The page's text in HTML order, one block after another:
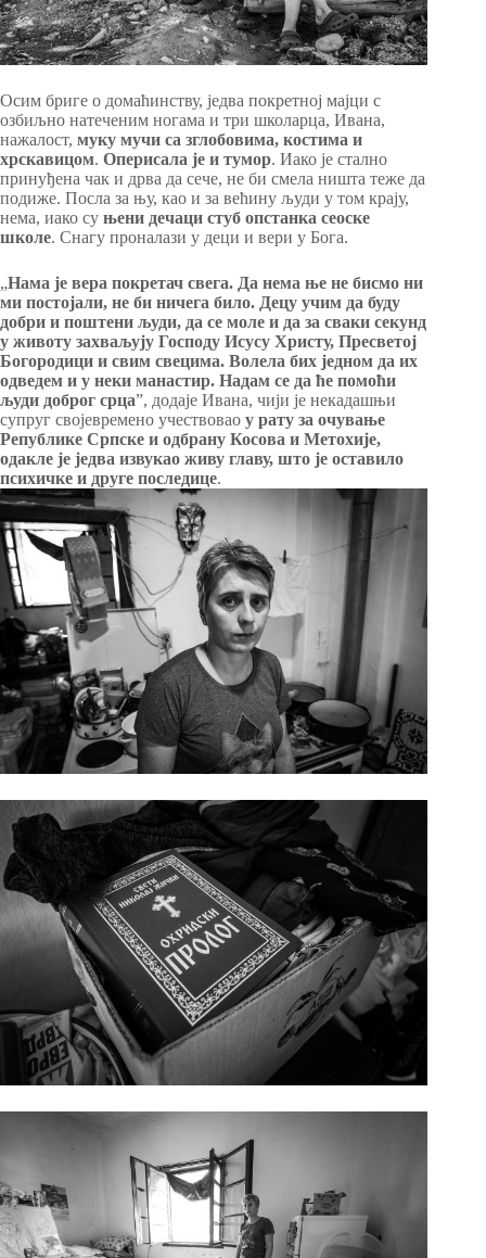
Осим бриге о домаћинству, једва покретној мајци с
озбиљно натеченим ногама и три школарца, Ивана,
нажалост, муку мучи са зглобовима, костима и
хрскавицом. Оперисала је и тумор. Иако је стално
принуђена чак и дрва да сече, не би смела ништа теже да
подиже. Посла за њу, као и за већину људи у том крају,
нема, иако су њени дечаци стуб опстанка сеоске
школе. Снагу проналази у деци и вери у Бога.
„Нама је вера покретач свега. Да нема ње не бисмо ни
ми постојали, не би ничега било. Децу учим да буду
добри и поштени људи, да се моле и да за сваки секунд
у животу захваљују Господу Исусу Христу, Пресветој
Богородици и свим свецима. Волела бих једном да их
одведем и у неки манастир. Надам се да ће помоћи
људи доброг срца”, додаје Ивана, чији је некадашњи
супруг својевремено учествовао у рату за очување
Републике Српске и одбрану Косова и Метохије,
одакле је једва извукао живу главу, што је оставило
психичке и друге последице.